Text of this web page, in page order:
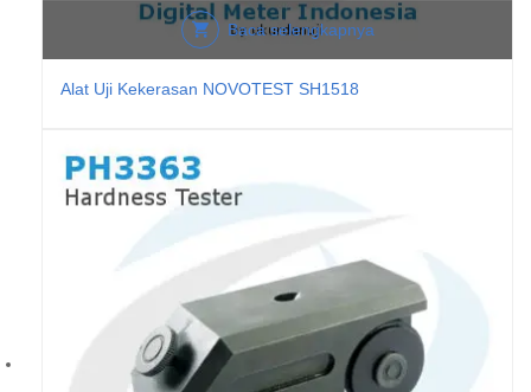
Baca selengkapnya
Alat Uji Kekerasan NOVOTEST SH1518